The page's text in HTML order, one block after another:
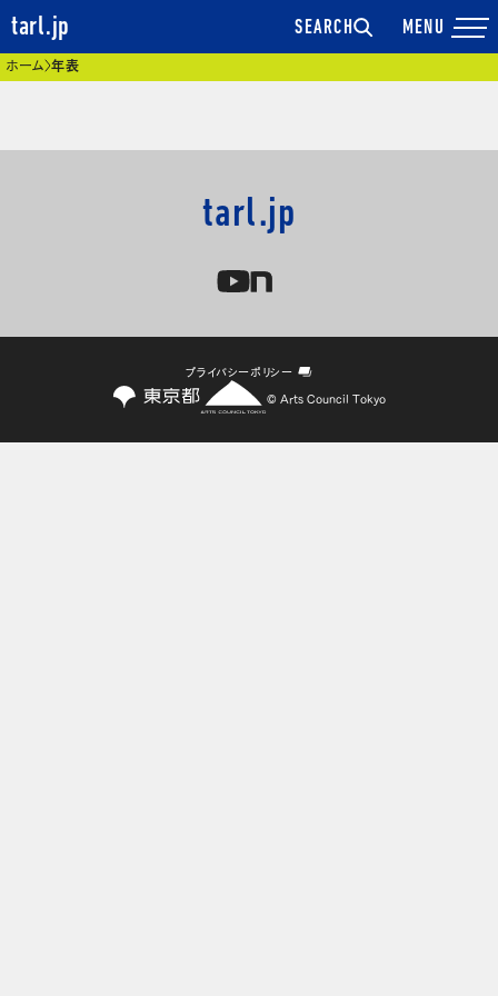
tarl.jp SEARCH
現在位置
ホーム 年表
tarl.jp
プライバシーポリシー
© Arts Council Tokyo